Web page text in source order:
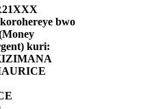
bwo
kuri: